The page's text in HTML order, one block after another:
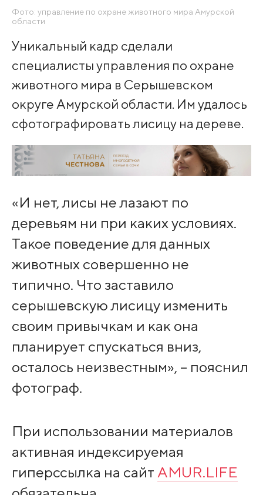
Фото: управление по охране животного мира Амурской
области
Уникальный кадр сделали
специалисты управления по охране
животного мира в Серышевском
округе Амурской области. Им удалось
сфотографировать лисицу на дереве.
«И нет, лисы не лазают по
деревьям ни при каких условиях.
Такое поведение для данных
животных совершенно не
типично. Что заставило
серышевскую лисицу изменить
своим привычкам и как она
планирует спускаться вниз,
осталось неизвестным», – пояснил
фотограф.
При использовании материалов
активная индексируемая
гиперссылка на сайт AMUR.LIFE